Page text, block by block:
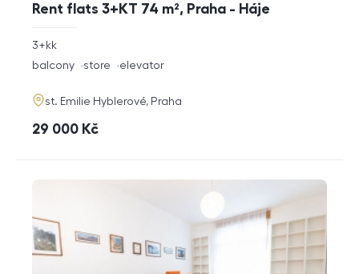
Rent flats 3+KT 74 m², Praha - Háje
rozměry
3+kk
funkce
balcony store elevator
adresa
st. Emilie Hyblerové, Praha
cena
29 000 Kč